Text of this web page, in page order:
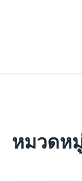
หมวดห